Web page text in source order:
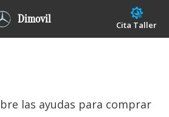
Dimovil Cita Taller